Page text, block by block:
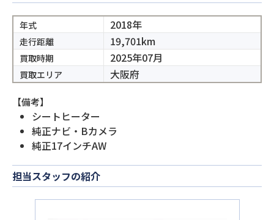
年式 2018年
走行距離 19,701km
買取時期 2025年07月
買取エリア 大阪府
【備考】
シートヒーター
純正ナビ・Bカメラ
純正17インチAW
担当スタッフの紹介